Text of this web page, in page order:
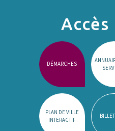
DÉMARCHES
PLAN DE VILLE
INTERACTIF